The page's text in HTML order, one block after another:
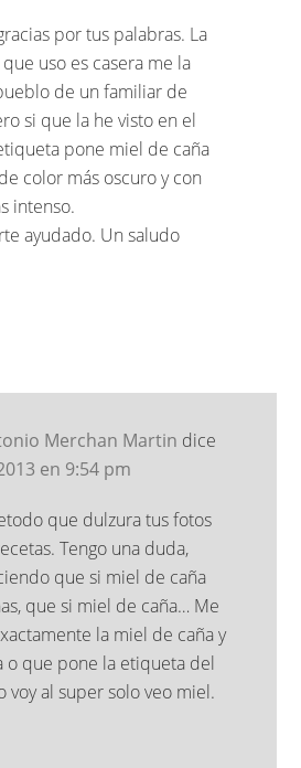
por tus palabras. La
uso es casera me la
de un familiar de
si que la he visto en el
pone miel de caña
color más oscuro y con
intenso.
ayudado. Un saludo
Merchan Martin dice
en 9:54 pm
que dulzura tus fotos
Tengo una duda,
que si miel de caña
que si miel de caña… Me
la miel de caña y
o que pone la etiqueta del
voy al super solo veo miel.